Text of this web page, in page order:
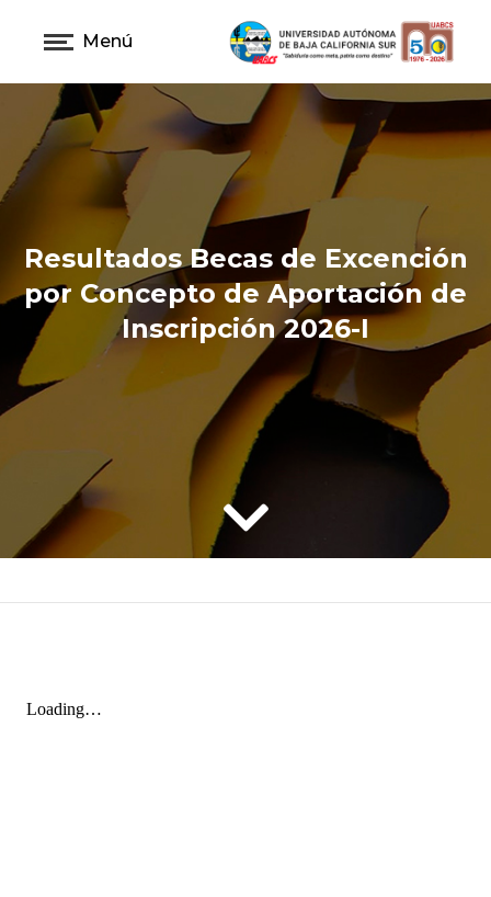
Menú
Resultados Becas de Excención
por Concepto de Aportación de
Inscripción 2026-I